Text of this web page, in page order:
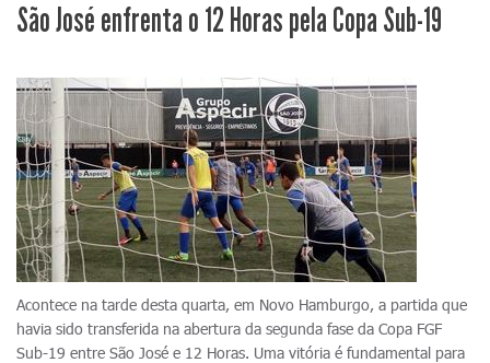
São José enfrenta o 12 Horas pela Copa Sub-19
Acontece na tarde desta quarta, em Novo Hamburgo, a partida que
havia sido transferida na abertura da segunda fase da Copa FGF
Sub-19 entre São José e 12 Horas. Uma vitória é fundamental para